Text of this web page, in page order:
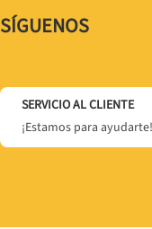
SÍGUENOS
SERVICIO AL CLIENTE
¡Estamos para